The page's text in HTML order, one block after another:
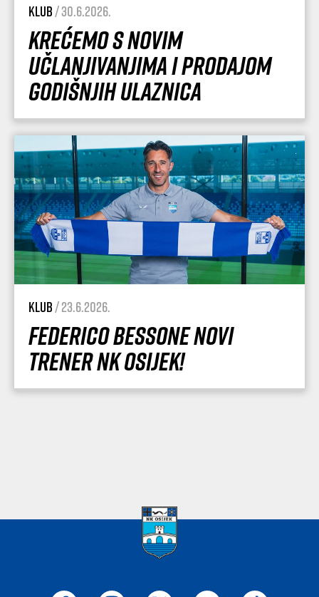
Klub/ 30.6.2026.
Krećemo s novim
učlanjivanjima i prodajom
godišnjih ulaznica
Klub/ 23.6.2026.
Federico Bessone novi
trener NK Osijek!